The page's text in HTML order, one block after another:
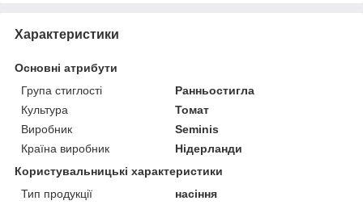
Характеристики
Основні атрибути
Група стиглості
Ранньостигла
Культура
Томат
Виробник
Seminis
Країна виробник
Нідерланди
Користувальницькі характеристики
Тип продукції
насіння